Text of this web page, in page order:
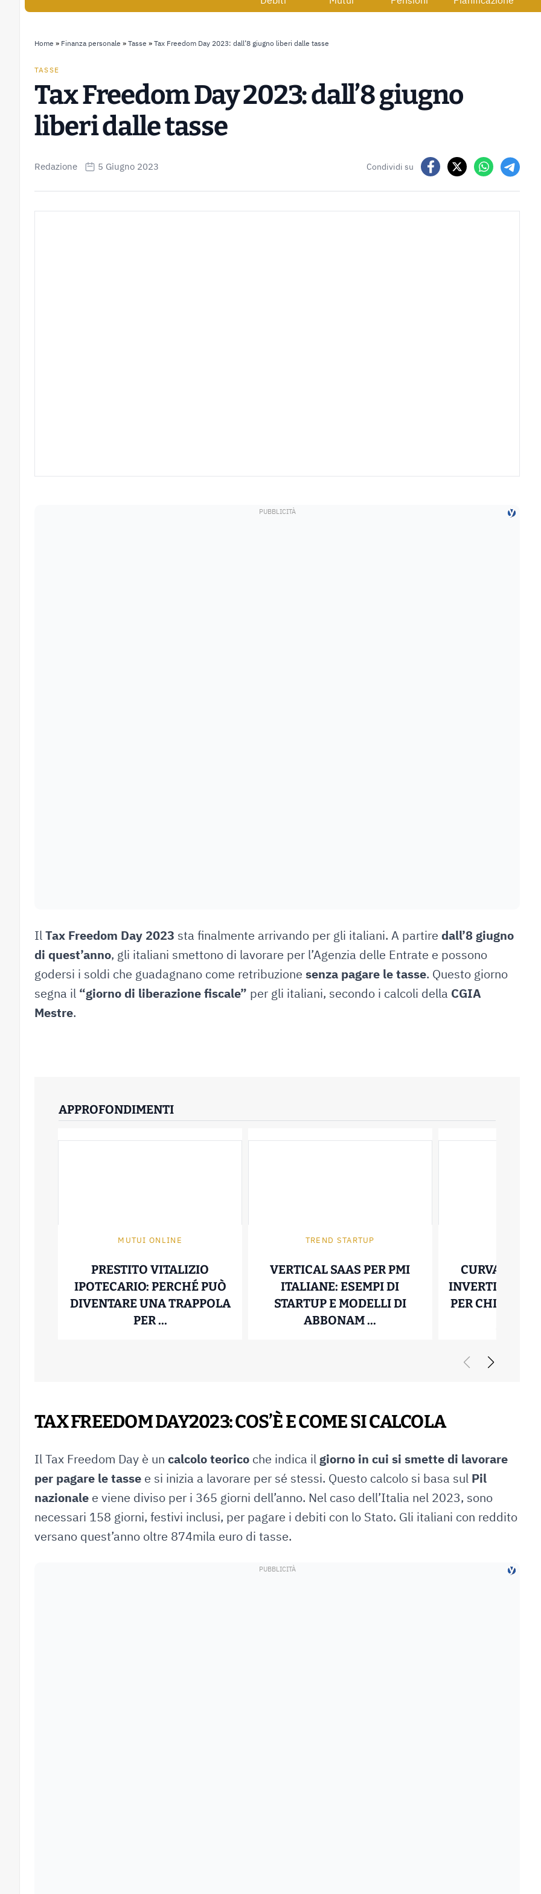
Home » Finanza personale » Tasse » Tax Freedom Day 2023: dall’8 giugno liberi dalle tasse
TASSE
Tax Freedom Day 2023: dall’8 giugno
liberi dalle tasse
Redazione 5 Giugno 2023 Condividi su
IlTax Freedom Day 2023 sta finalmente arrivando per gli italiani. A partire dall’8 giugno
di quest’anno, gli italiani smettono di lavorare per l’Agenzia delle Entrate e possono
godersi i soldi che guadagnano come retribuzione senza pagare le tasse. Questo giorno
segna il “giorno di liberazione fiscale” per gli italiani, secondo i calcoli della CGIA
Mestre.
APPROFONDIMENTI
MUTUI ONLINE
PRESTITO VITALIZIO
IPOTECARIO: PERCHÉ PUÒ
DIVENTARE UNA TRAPPOLA
PER ...PRESTITO VITALIZIO IPOTECARIO: PERCHÉ PUÒ DIVENTARE
TREND STARTUP
VERTICAL SAAS PER PMI
ITALIANE: ESEMPI DI
STARTUP E MODELLI DI
ABBONAM ...
CURVA DEI
INVERTITA:
PER CHI
31
TAX FREEDOM DAY2023: COS’È E COME SI CALCOLA
Il Tax Freedom Day è un calcolo teorico che indica il giorno in cui si smette di lavorare
per pagare le tasse e si inizia a lavorare per sé stessi. Questo calcolo si basa sul Pil
nazionale e viene diviso per i 365 giorni dell’anno. Nel caso dell’Italia nel 2023, sono
necessari 158 giorni, festivi inclusi, per pagare i debiti con lo Stato. Gli italiani con reddito
versano quest’anno oltre 874mila euro di tasse.